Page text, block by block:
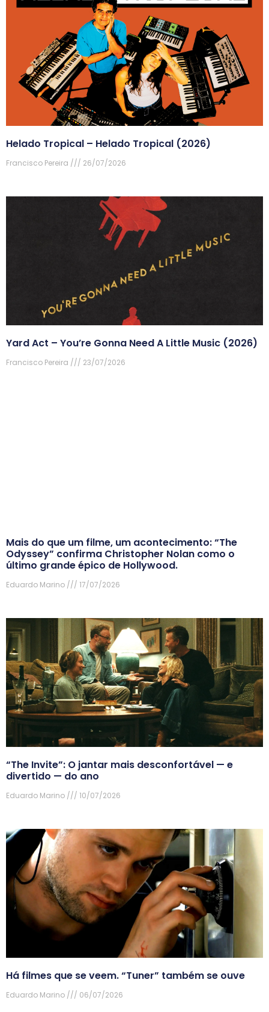
Helado Tropical – Helado Tropical (2026)
Francisco Pereira 26/07/2026
Yard Act – You’re Gonna Need A Little Music (2026)
Francisco Pereira 23/07/2026
Mais do que um filme, um acontecimento: “The
Odyssey” confirma Christopher Nolan como o
último grande épico de Hollywood.
Eduardo Marino 17/07/2026
“The Invite”: O jantar mais desconfortável — e
divertido — do ano
Eduardo Marino 10/07/2026
Há filmes que se veem. “Tuner” também se ouve
Eduardo Marino 06/07/2026